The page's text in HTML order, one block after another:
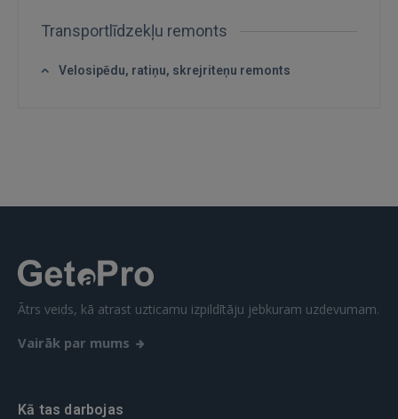
Vēl neesat reģistrējies?
Transportlīdzekļu remonts
Velosipēdu, ratiņu, skrejriteņu remonts
Ātrs veids, kā atrast uzticamu izpildītāju jebkuram uzdevumam.
Vairāk par mums
Kā tas darbojas